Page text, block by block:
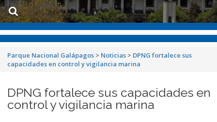
Parque Nacional Galápagos > Noticias > DPNG fortalece sus
capacidades en control y vigilancia marina
DPNG fortalece sus capacidades en
control y vigilancia marina